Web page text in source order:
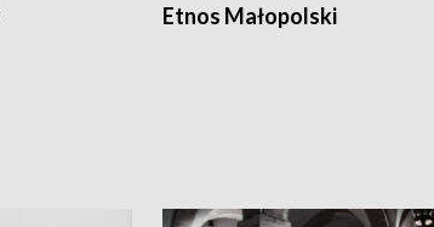
Etnos Małopolski